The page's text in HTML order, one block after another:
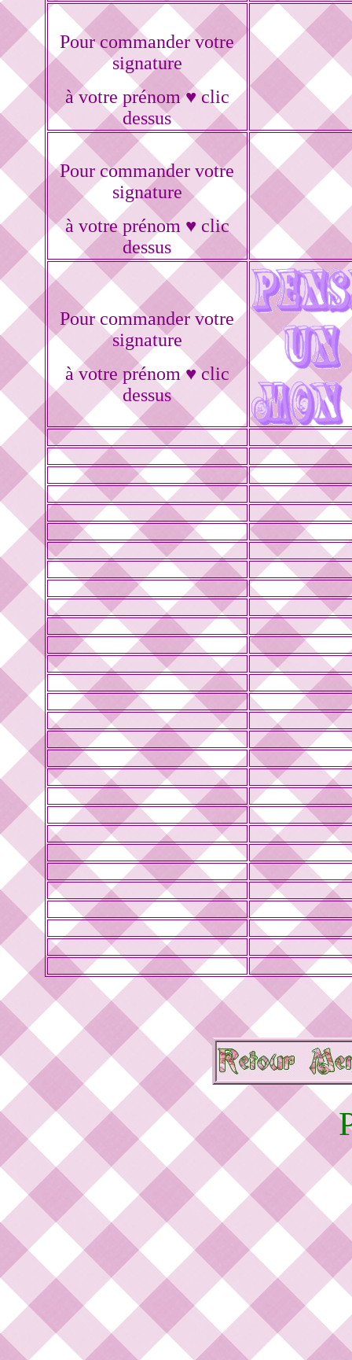
Pour commander votre
signature
à votre prénom ♥ clic
dessus
Pour commander votre
signature
à votre prénom ♥ clic
dessus
Pour commander votre
signature
à votre prénom ♥ clic
dessus